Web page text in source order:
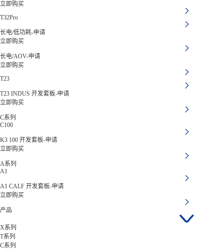
立即购买
T32Pro
长电/低功耗-申请
立即购买
长电/AOV-申请
立即购买
T23
T23 INDUS 开发套板-申请
立即购买
C系列
C100
K3 100 开发套板-申请
立即购买
A系列
A1
A1 CALF 开发套板-申请
立即购买
产品
X系列
T系列
C系列